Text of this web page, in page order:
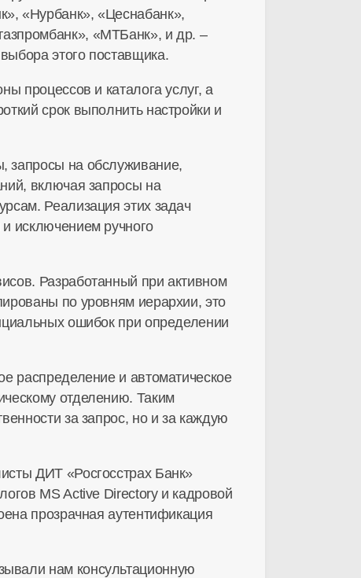
«Нурбанк», «Цеснабанк»,
«МТБанк», и др. –
этого поставщика.
процессов и каталога услуг, а
срок выполнить настройки и
запросы на обслуживание,
включая запросы на
Реализация этих задач
исключением ручного
Разработанный при активном
по уровням иерархии, это
ошибок при определении
распределение и автоматическое
отделению. Таким
за запрос, но и за каждую
ДИТ «Росгосстрах Банк»
MS Active Directory и кадровой
прозрачная аутентификация
нам консультационную